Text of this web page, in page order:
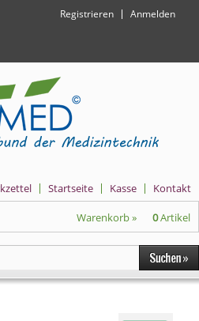
Registrieren Anmelden
Kontakt
Kasse
Startseite
Warenkorb » 0Artikel